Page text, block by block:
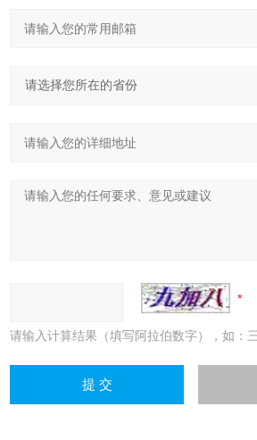
请输入计算结果（填写阿拉伯数字），如：